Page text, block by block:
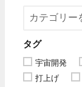
タグ
宇宙開発
打上げ